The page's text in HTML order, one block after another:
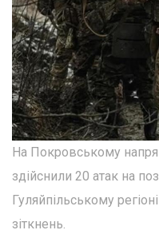
На Покровському
здійснили 20 атак на
Гуляйпільському
зіткнень.